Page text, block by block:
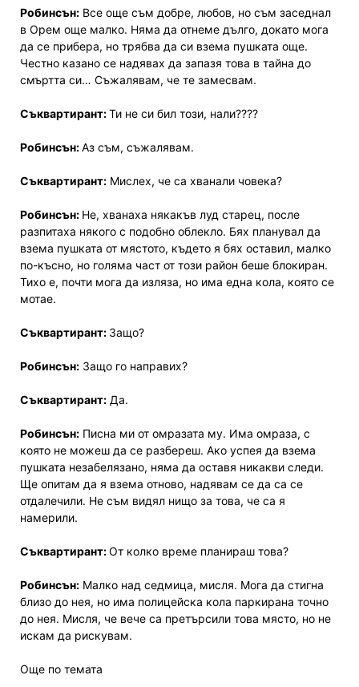
Робинсън: Все още съм добре, любов, но съм заседнал
в Орем още малко. Няма да отнеме дълго, докато мога
да се прибера, но трябва да си взема пушката още.
Честно казано се надявах да запазя това в тайна до
смъртта си… Съжалявам, че те замесвам.
Съквартирант:Ти не си бил този, нали????
Робинсън:Аз съм, съжалявам.
Съквартирант: Мислех, че са хванали човека?
Робинсън: Не, хванаха някакъв луд старец, после
разпитаха някого с подобно облекло. Бях планувал да
вземa пушката от мястото, където я бях оставил, малко
по-късно, но голяма част от този район беше блокиран.
Тихо е, почти мога да изляза, но има една кола, която се
мотае.
Съквартирант: Защо?
Робинсън: Защо го направих?
Съквартирант: Да.
Робинсън: Писна ми от омразата му. Има омраза, с
която не можеш да се разбереш. Ако успея да взема
пушката незабелязано, няма да оставя никакви следи.
Ще опитам да я взема отново, надявам се да са се
отдалечили. Не съм видял нищо за това, че са я
намерили.
Съквартирант:От колко време планираш това?
Робинсън: Малко над седмица, мисля. Мога да стигна
близо до нея, но има полицейска кола паркирана точно
до нея. Мисля, че вече са претърсили това място, но не
искам да рискувам.
Още по темата